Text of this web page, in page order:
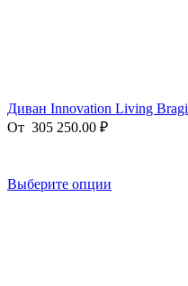
Диван Innovation Living Bragi
От 305 250.00 ₽
Выберите опции